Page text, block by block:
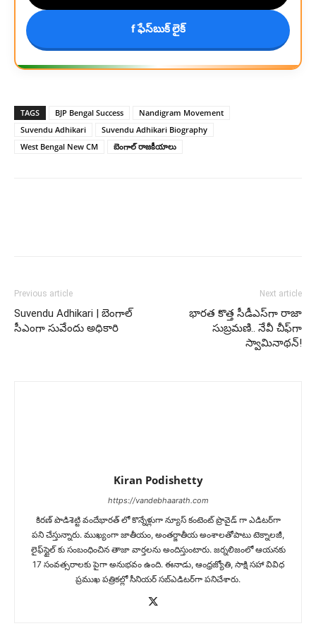
f ఫేస్‌బుక్ లైక్
TAGS BJP Bengal Success
Nandigram Movement
Suvendu Adhikari
Suvendu Adhikari Biography
West Bengal New CM
బెంగాల్ రాజకీయాలు
Previous article
Suvendu Adhikari | బెంగాల్
సీఎంగా సువేందు అధికారి
Next article
భారత కొత్త సీడీఎస్‌గా రాజా
సుబ్రమణి.. నేవీ చీఫ్‌గా
స్వామినాథన్!
Kiran Podishetty
https://vandebhaarath.com
కిర‌ణ్ పొడిశెట్టి వందేభారత్ లో కొన్నేళ్లుగా న్యూస్ కంటెంట్ ప్రొవైడ్ గా ఎడిటర్‌గా
పని చేస్తున్నారు. ముఖ్యంగా జాతీయం, అంత‌ర్జాతీయ అంశాల‌తోపాటు టెక్నాల‌జీ,
లైఫ్‌స్టైల్‌ కు సంబంధించిన తాజా వార్తల‌ను అందిస్తుంటారు. జర్నలిజంలో ఆయ‌న‌కు
17 సంవత్సరాలకు పైగా అనుభవం ఉంది. ఈనాడు, ఆంధ్ర‌జ్యోతి, సాక్షి స‌హా వివిధ
ప్ర‌ముఖ‌ ప‌త్రిక‌ల్లో సీనియ‌ర్‌ స‌బ్ఎడిట‌ర్‌గా ప‌నిచేశారు.